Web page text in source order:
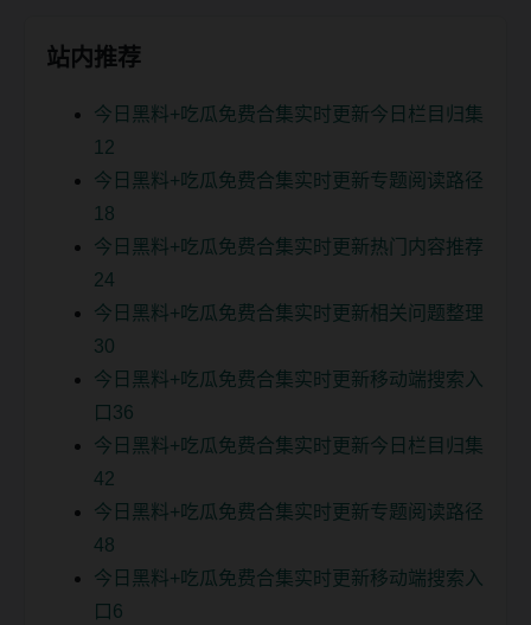
站内推荐
今日黑料+吃瓜免费合集实时更新今日栏目归集
12
今日黑料+吃瓜免费合集实时更新专题阅读路径
18
今日黑料+吃瓜免费合集实时更新热门内容推荐
24
今日黑料+吃瓜免费合集实时更新相关问题整理
30
今日黑料+吃瓜免费合集实时更新移动端搜索入
口36
今日黑料+吃瓜免费合集实时更新今日栏目归集
42
今日黑料+吃瓜免费合集实时更新专题阅读路径
48
今日黑料+吃瓜免费合集实时更新移动端搜索入
口6